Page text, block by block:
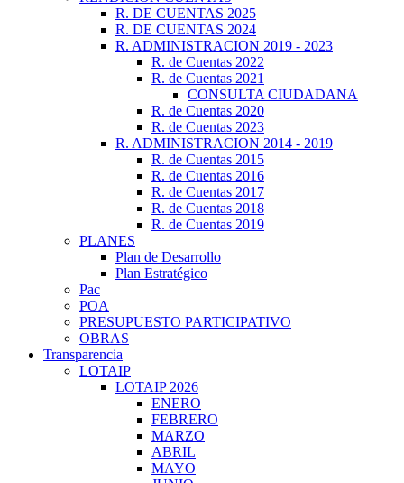
R. DE CUENTAS 2025
R. DE CUENTAS 2024
R. ADMINISTRACION 2019 - 2023
R. de Cuentas 2022
R. de Cuentas 2021
CONSULTA CIUDADANA
R. de Cuentas 2020
R. de Cuentas 2023
R. ADMINISTRACION 2014 - 2019
R. de Cuentas 2015
R. de Cuentas 2016
R. de Cuentas 2017
R. de Cuentas 2018
R. de Cuentas 2019
PLANES
Plan de Desarrollo
Plan Estratégico
Pac
POA
PRESUPUESTO PARTICIPATIVO
OBRAS
Transparencia
LOTAIP
LOTAIP 2026
ENERO
FEBRERO
MARZO
ABRIL
MAYO